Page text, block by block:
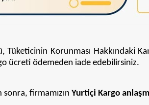
Tüketicinin Korunması Hakkındaki
ücreti ödemeden iade edebilirsiniz.
firmamızın Yurtiçi Kargo